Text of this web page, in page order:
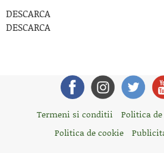
DESCARCA
DESCARCA
Termeni si conditii
Politica
Politica de cookie